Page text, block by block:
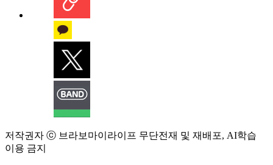
저작권자 ⓒ 브라보마이라이프 무단전재 및 재배포, AI학습
이용 금지